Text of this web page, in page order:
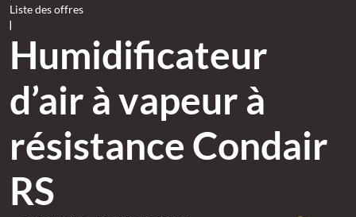
Liste des offres
|
Humidificateur
d’air à vapeur à
résistance Condair
RS